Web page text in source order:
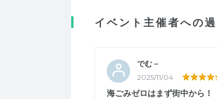
イベント主催者への
でむ－
2025/11/04
海ごみゼロはまず街中から！